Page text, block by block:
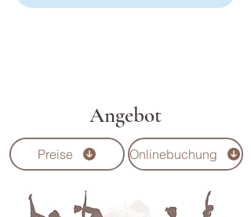
Angebot
Preise Onlinebuchung